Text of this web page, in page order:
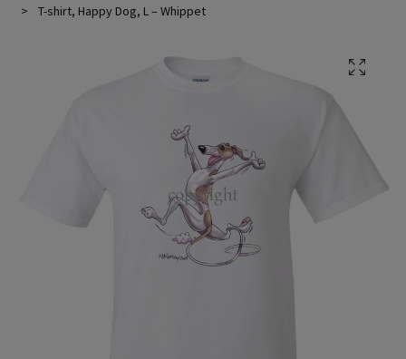
T-shirt, Happy Dog, L – Whippet